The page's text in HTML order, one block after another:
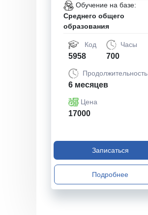
Обучение на базе:
Среднего общего
образования
Код
5958
Часы
700
Продолжительность
6 месяцев
Цена
17000
Записаться
Подробнее